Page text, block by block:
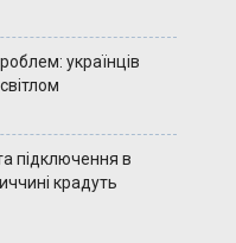
українців
підключення в
крадуть